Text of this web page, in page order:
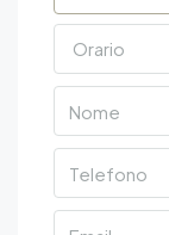
Orario